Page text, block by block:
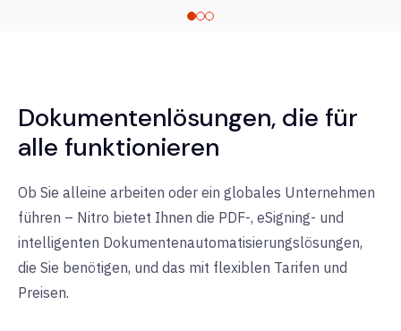
Dokumentenlösungen, die für
alle funktionieren
Ob Sie alleine arbeiten oder ein globales Unternehmen
führen – Nitro bietet Ihnen die PDF-, eSigning- und
intelligenten Dokumentenautomatisierungslösungen,
die Sie benötigen, und das mit flexiblen Tarifen und
Preisen.